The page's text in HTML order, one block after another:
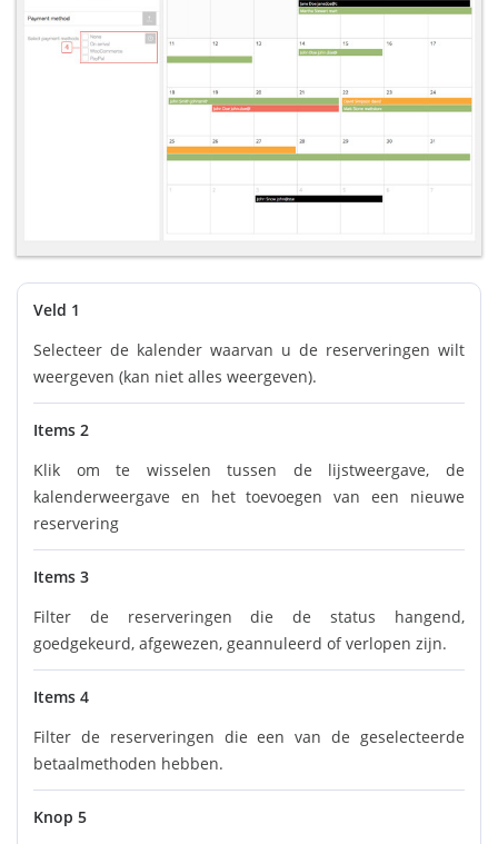
Veld 1
Selecteer de kalender waarvan u de reserveringen wilt
weergeven (kan niet alles weergeven).
Items 2
Klik om te wisselen tussen de lijstweergave, de
kalenderweergave en het toevoegen van een nieuwe
reservering
Items 3
Filter de reserveringen die de status hangend,
goedgekeurd, afgewezen, geannuleerd of verlopen zijn.
Items 4
Filter de reserveringen die een van de geselecteerde
betaalmethoden hebben.
Knop 5